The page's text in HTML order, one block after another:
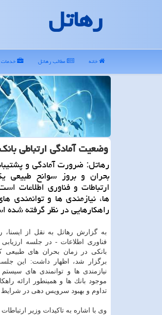
رهاتل
خانه مطالب رهاتل خدمات
وضعیت آمادگی ارتباطی
رهاتل: ضرورت آمادگی و
بحران و بروز سوانح طبیعی
ارتباطات و فناوری اطلاعات
ها، نیازمندی ها و توانمندی
راهكارهایی در نظر گرفته شده
به گزارش رهاتل به نقل از
فناوری اطلاعات - در جلسه
بانكی در زمان بحران های طبیعی
برگزار شد، اظهار داشت: این
نیازمندی ها و توانمندی های
موجود بانك ها و همینطور ارائه
تداوم و بهبود سرویس دهی در